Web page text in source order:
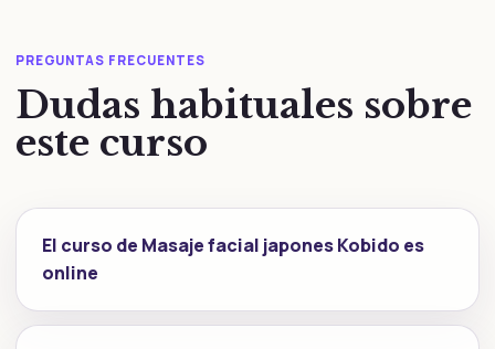
PREGUNTAS FRECUENTES
Dudas habituales sobre
este curso
El curso de Masaje facial japones Kobido es
online